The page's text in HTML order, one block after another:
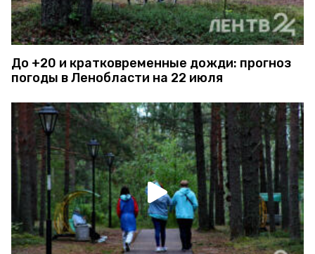
До +20 и кратковременные дожди: прогноз
погоды в Ленобласти на 22 июля